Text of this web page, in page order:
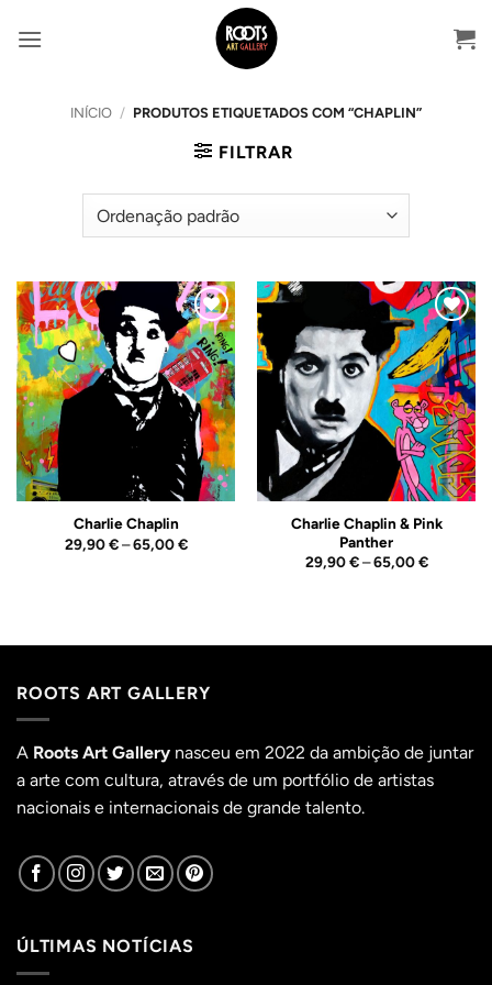
INÍCIO / PRODUTOS ETIQUETADOS COM “CHAPLIN”
FILTRAR
Adicionar
ao
Wishlist
Charlie Chaplin
29,90€ – 65,00€Price
Adicionar
ao
Wishlist
Charlie Chaplin & Pink
Panther
29,90€ – 65,00€Price
ROOTS ART GALLERY
A Roots Art Gallery nasceu em 2022 da ambição de juntar
a arte com cultura, através de um portfólio de artistas
nacionais e internacionais de grande talento.
ÚLTIMAS NOTÍCIAS